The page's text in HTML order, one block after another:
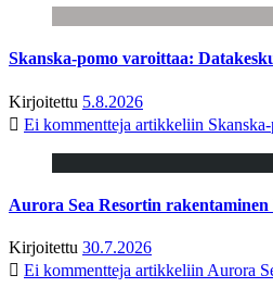
Skanska-pomo varoittaa:
Kirjoitettu 5.8.2026
Ei kommentteja artikkeliin
Aurora Sea Resortin rakentaminen
Kirjoitettu 30.7.2026
Ei kommentteja artikkeliin Aurora